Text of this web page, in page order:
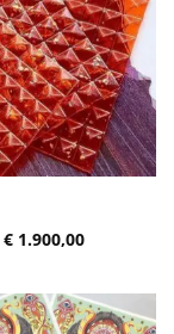
€1.900,00
€ 220,00